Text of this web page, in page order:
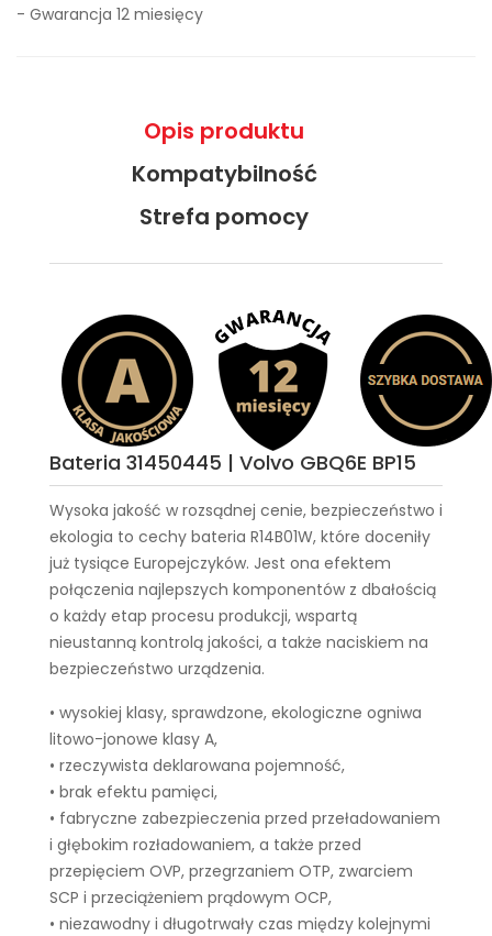
- Gwarancja 12 miesięcy
Opis produktu
Kompatybilność
Strefa pomocy
Bateria 31450445 | Volvo GBQ6E BP15
Wysoka jakość w rozsądnej cenie, bezpieczeństwo i
ekologia to cechy bateria R14B01W, które doceniły
już tysiące Europejczyków. Jest ona efektem
połączenia najlepszych komponentów z dbałością
o każdy etap procesu produkcji, wspartą
nieustanną kontrolą jakości, a także naciskiem na
bezpieczeństwo urządzenia.
• wysokiej klasy, sprawdzone, ekologiczne ogniwa
litowo-jonowe klasy A,
• rzeczywista deklarowana pojemność,
• brak efektu pamięci,
• fabryczne zabezpieczenia przed przeładowaniem
i głębokim rozładowaniem, a także przed
przepięciem OVP, przegrzaniem OTP, zwarciem
SCP i przeciążeniem prądowym OCP,
• niezawodny i długotrwały czas między kolejnymi